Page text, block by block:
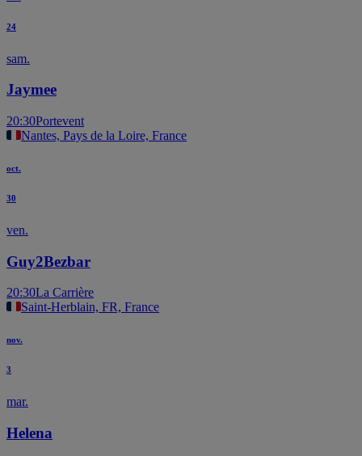
24
sam.
Jaymee
20:30Portevent
Nantes, Pays de la Loire, France
oct.
30
ven.
Guy2Bezbar
20:30La Carrière
Saint-Herblain, FR, France
nov.
3
mar.
Helena